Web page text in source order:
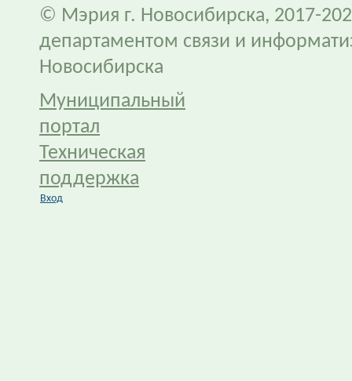
© Мэрия г. Новосибирска, 2017-
департаментом связи и
Новосибирска
Муниципальный
портал
Техническая
поддержка
Вход